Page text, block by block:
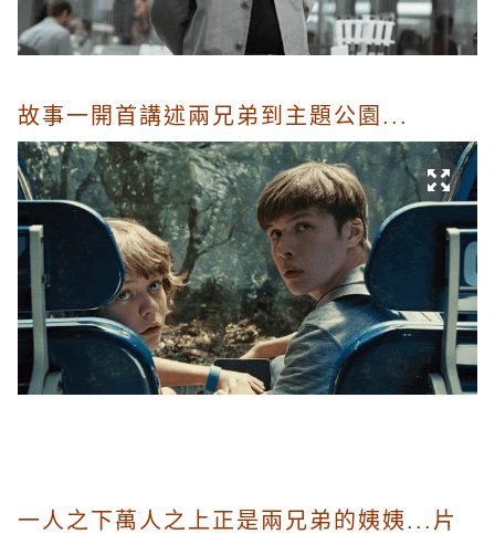
故事一開首講述兩兄弟到主題公園...
一人之下萬人之上正是兩兄弟的姨姨...片